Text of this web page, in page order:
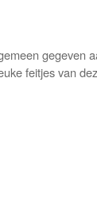
gegeven
feitjes van